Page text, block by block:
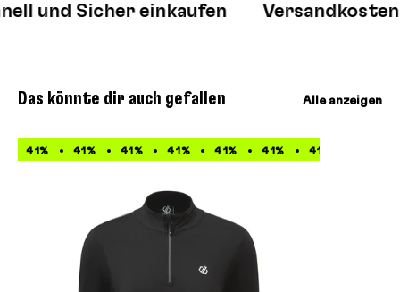
und Sicher einkaufen Versandkosten
Das könnte dir auch gefallen Alle anzeigen
41% 41% 41% 41% 41% 41% 41%